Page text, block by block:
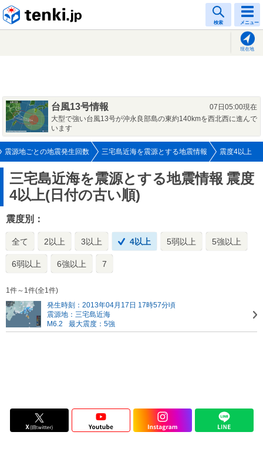
検索 メニュー
現在地
台風13号情報
07日05:00現在
大型で強い台風13号が沖永良部島の東約140kmを西北西に進んで
います
震源地ごとの地震発生回数 三宅島近海を震源とする地震情報 震度4以上
三宅島近海を震源とする地震情報 震度
4以上(日付の古い順)
震度別：
全て 2以上 3以上 4以上 5弱以上 5強以上
6弱以上 6強以上 7
1件～1件(全1件)
発生時刻：2013年04月17日 17時57分頃
震源地：三宅島近海
M6.2
最大震度：5強